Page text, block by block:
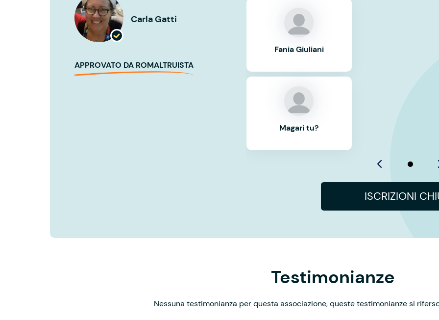
Carla Gatti
APPROVATO DA ROMALTRUISTA
Fania Giuliani
Magari tu?
ISCRIZIONI
Testimonianze
Nessuna testimonianza per questa associazione, queste testimonianze si